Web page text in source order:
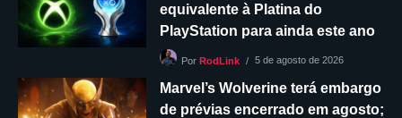
equivalente à Platina do
PlayStation para ainda este ano
PorRodLink 5 de agosto de 2026
Marvel’s Wolverine terá embargo
de prévias encerrado em agosto;